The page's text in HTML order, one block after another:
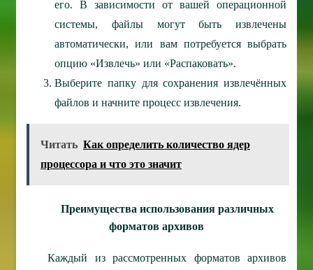
его. В зависимости от вашей операционной
системы, файлы могут быть извлечены
автоматически, или вам потребуется выбрать
опцию «Извлечь» или «Распаковать».
Выберите папку для сохранения извлечённых
файлов и начните процесс извлечения.
Читать Как определить количество ядер
процессора и что это значит
Преимущества использования различных
форматов архивов
Каждый из рассмотренных форматов архивов